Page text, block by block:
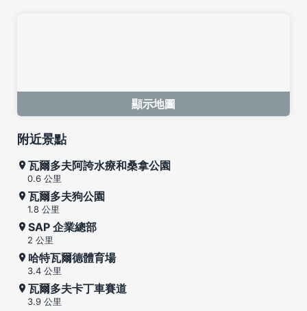
顯示地圖
附近景點
瓦爾多夫阿誇水療和桑拿公園
0.6 公里
瓦爾多夫狗公園
1.8 公里
SAP 企業總部
2 公里
哈特瓦爾德體育場
3.4 公里
瓦爾多夫卡丁車賽道
3.9 公里